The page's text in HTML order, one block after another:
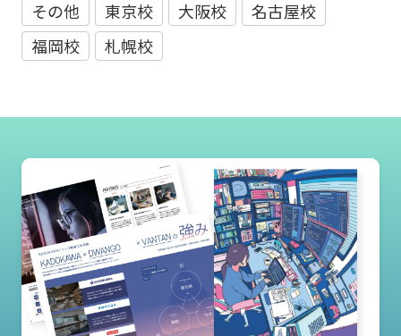
その他 東京校 大阪校
名古屋校
福岡校
札幌校